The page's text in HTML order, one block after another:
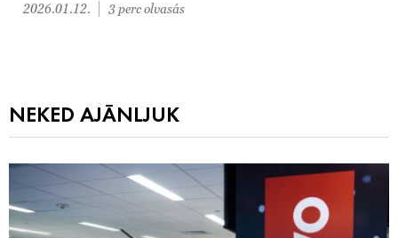
2026.01.12. 3 perc olvasás
NEKED AJÁNLJUK